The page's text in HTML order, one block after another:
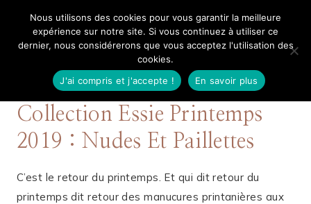
contenuMangue Poudrée
31 MARS 2019 BEAUTÉ
Collection Essie Printemps
2019 : Nudes Et Paillettes
C’est le retour du printemps. Et qui dit retour du
printemps dit retour des manucures printanières aux
Nous utilisons des cookies pour vous garantir la meilleure
expérience sur notre site. Si vous continuez à utiliser ce
dernier, nous considérerons que vous acceptez l'utilisation des
cookies.
J'ai compris et j'accepte !
En savoir plus